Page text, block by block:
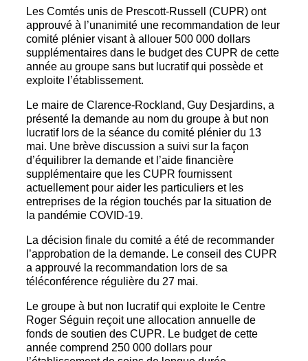
Les Comtés unis de Prescott-Russell (CUPR) ont
approuvé à l’unanimité une recommandation de leur
comité plénier visant à allouer 500 000 dollars
supplémentaires dans le budget des CUPR de cette
année au groupe sans but lucratif qui possède et
exploite l’établissement.
Le maire de Clarence-Rockland, Guy Desjardins, a
présenté la demande au nom du groupe à but non
lucratif lors de la séance du comité plénier du 13
mai. Une brève discussion a suivi sur la façon
d’équilibrer la demande et l’aide financière
supplémentaire que les CUPR fournissent
actuellement pour aider les particuliers et les
entreprises de la région touchés par la situation de
la pandémie COVID-19.
La décision finale du comité a été de recommander
l’approbation de la demande. Le conseil des CUPR
a approuvé la recommandation lors de sa
téléconférence régulière du 27 mai.
Le groupe à but non lucratif qui exploite le Centre
Roger Séguin reçoit une allocation annuelle de
fonds de soutien des CUPR. Le budget de cette
année comprend 250 000 dollars pour